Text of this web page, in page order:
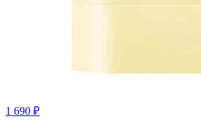
1 690 ₽